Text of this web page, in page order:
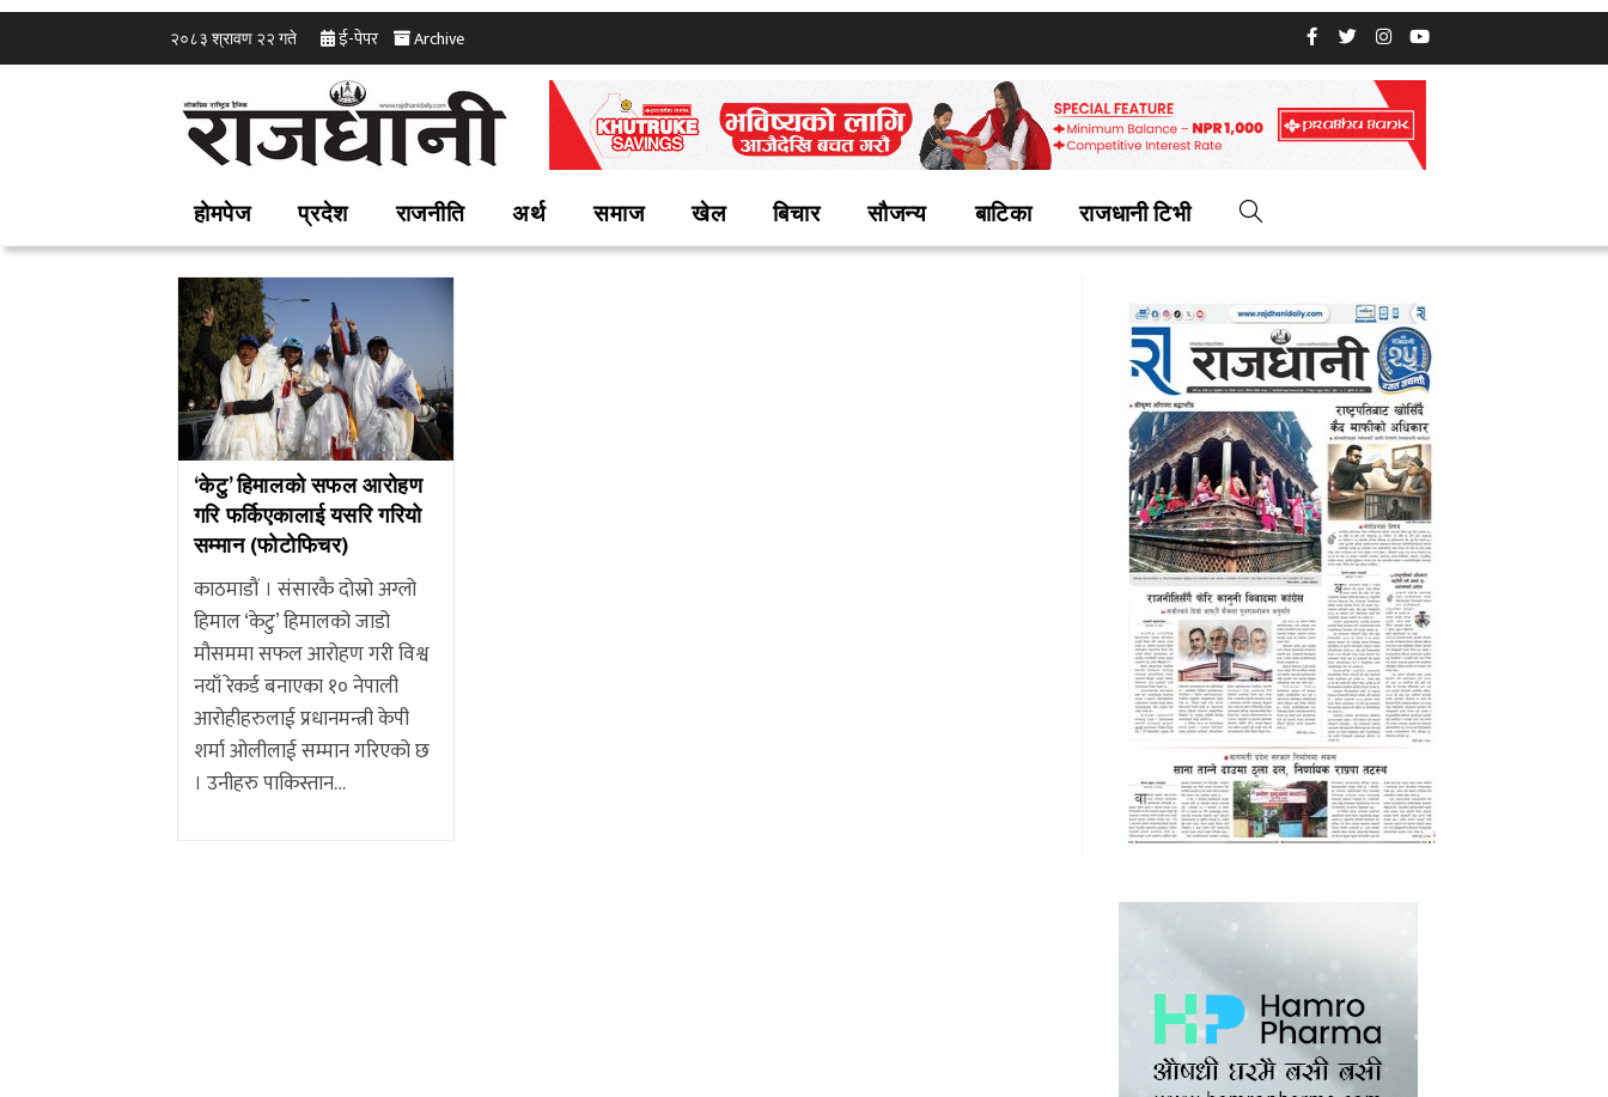
२०८३ श्रावण २२ गते ई-पेपर Archive
होमपेज प्रदेश राजनीति अर्थ समाज खेल बिचार सौजन्य बाटिका राजधानी टिभी
‘केटु’ हिमालको सफल आरोहण
गरि फर्किएकालाई यसरि गरियो
सम्मान (फाेटाेफिचर)
काठमाडौं । संसारकै दोस्रो अग्लो
हिमाल ‘केटु’ हिमालको जाडो
मौसममा सफल आरोहण गरी विश्व
नयाँ रेकर्ड बनाएका १० नेपाली
आरोहीहरुलाई प्रधानमन्त्री केपी
शर्मा ओलीलाई सम्मान गरिएको छ
। उनीहरु पाकिस्तान…